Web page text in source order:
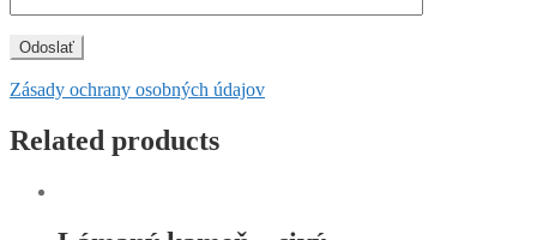
Zásady ochrany osobných údajov
Related products